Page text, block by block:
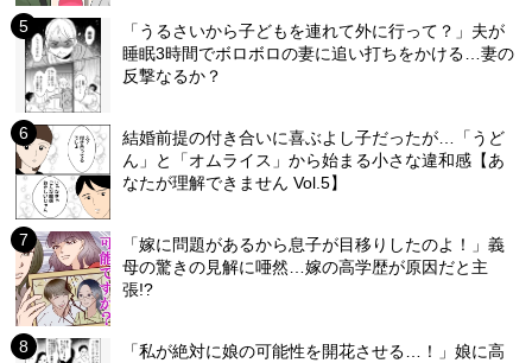
「うるさいから子どもを連れて外に行って？」夫が
睡眠3時間でボロボロの妻に追い打ちをかける…妻の
反撃なるか？
結婚前提の付き合いに喜ぶよし子だったが…「うど
ん」と「オムライス」から始まる小さな違和感【あ
なたが理解できません Vol.5】
「嫁に問題があるから息子が目移りしたのよ！」義
母の驚きの見解に唖然…嫁の高学歴が原因だと主
張!?
「私が絶対に娘の可能性を開花させる…！」娘に高